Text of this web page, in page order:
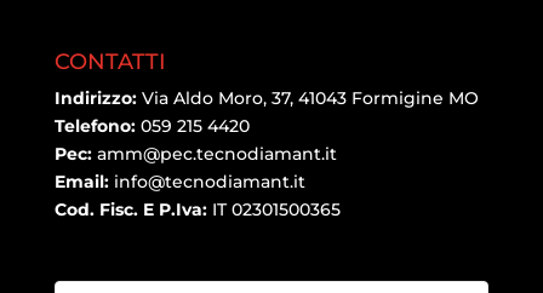
CONTATTI
Indirizzo: Via Aldo Moro, 37, 41043 Formigine MO
Telefono: 059 215 4420
Pec: amm@pec.tecnodiamant.it
Email: info@tecnodiamant.it
Cod. Fisc. E P.Iva:IT 02301500365